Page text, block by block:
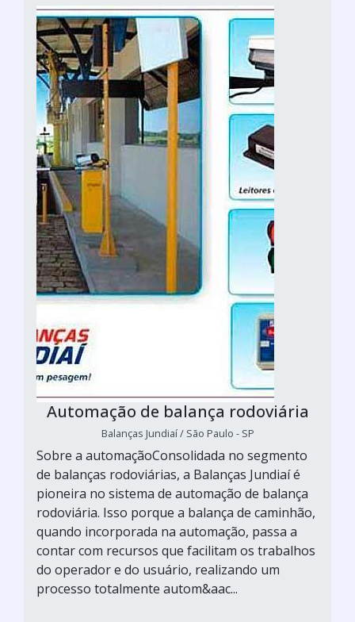
Automação de balança rodoviária
Balanças Jundiaí / São Paulo - SP
Sobre a automaçãoConsolidada no segmento
de balanças rodoviárias, a Balanças Jundiaí é
pioneira no sistema de automação de balança
rodoviária. Isso porque a balança de caminhão,
quando incorporada na automação, passa a
contar com recursos que facilitam os trabalhos
do operador e do usuário, realizando um
processo totalmente autom&aac...